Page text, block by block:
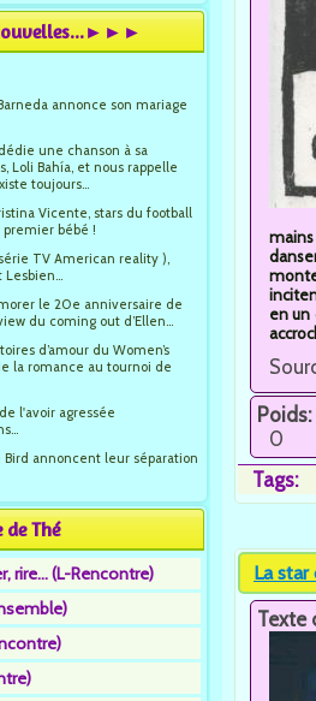
Nouvelles...►►►
annonce son mariage
une chanson à sa
Loli Bahía, et nous rappelle
toujours...
Vicente, stars du football
bébé !
TV American reality ),
le 20e anniversaire de
du coming out d’Ellen...
d’amour du Women’s
la romance au tournoi de
de l'avoir agressée
Bird annoncent leur séparation
de Thé
rire... (L-Rencontre)
en un
Poids:
0
Tags:
La
Texte